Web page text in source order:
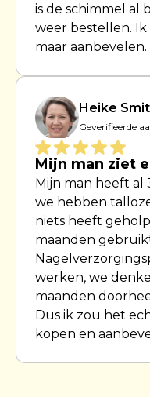
is de schimmel al
weer bestellen.
maar aanbevelen.
Heike
Geverifieerde
Mijn man ziet
Mijn man heeft al
we hebben
niets heeft
maanden
werken, we
maanden
Dus ik zou het
kopen en